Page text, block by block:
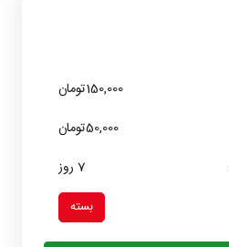
150,000تومان
50,000تومان
7 روز
بسته